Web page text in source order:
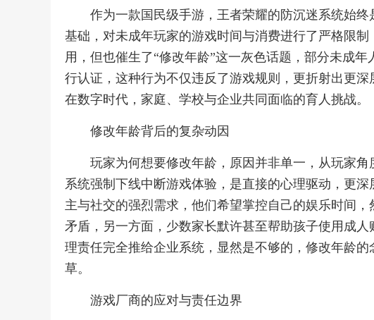
作为一款国民级手游，王者荣耀的防沉迷系统始
基础，对未成年玩家的游戏时间与消费进行了严格限
用，但也催生了“修改年龄”这一灰色话题，部分未成
行认证，这种行为不仅违反了游戏规则，更折射出更
在数字时代，家庭、学校与企业共同面临的育人挑战。
修改年龄背后的复杂动因
玩家为何想要修改年龄，原因并非单一，从玩家
系统强制下线中断游戏体验，是直接的心理驱动，更
主与社交的强烈需求，他们希望掌控自己的娱乐时间
矛盾，另一方面，少数家长默许甚至帮助孩子使用成
理责任完全推给企业系统，显然是不够的，修改年龄
草。
游戏厂商的应对与责任边界